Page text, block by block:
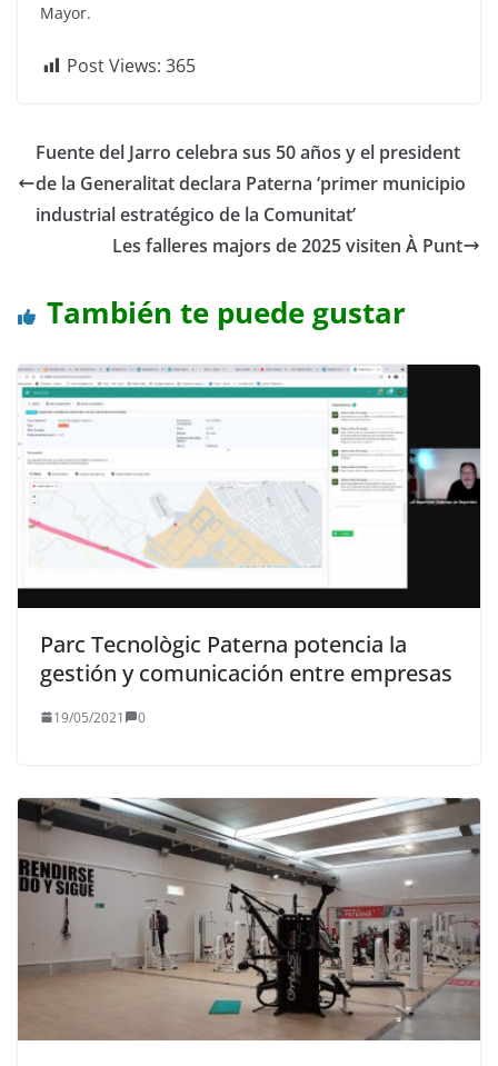
Mayor.
Post Views: 365
Fuente del Jarro celebra sus 50 años y el president
de la Generalitat declara Paterna ‘primer municipio
industrial estratégico de la Comunitat’
Les falleres majors de 2025 visiten À Punt
También te puede gustar
Parc Tecnològic Paterna potencia la
gestión y comunicación entre empresas
19/05/2021 0